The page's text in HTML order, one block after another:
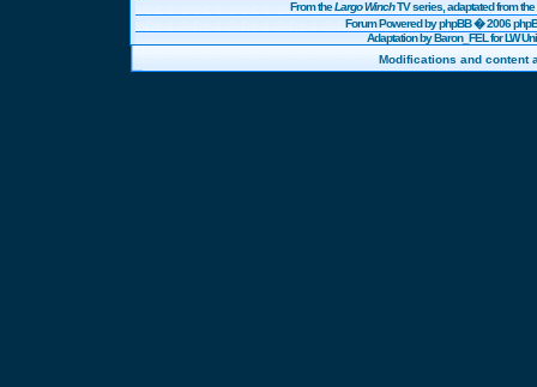
From theLargo WinchTV series, adaptated from
Forum Powered byphpBB� 2006
Adaptation by Baron_FEL for LW
Modifications and content